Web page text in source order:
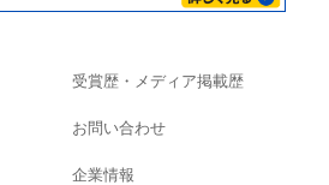
受賞歴・メディア掲載歴
お問い合わせ
企業情報